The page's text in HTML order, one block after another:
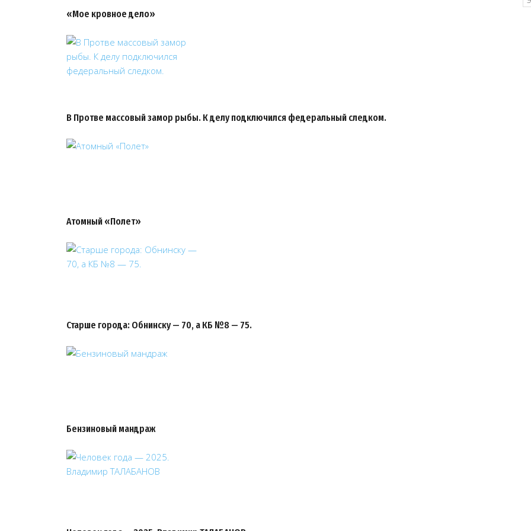
«Мое кровное дело»
В Протве массовый замор рыбы. К делу подключился федеральный следком.
Атомный «Полет»
Старше города: Обнинску — 70, а КБ №8 — 75.
Бензиновый мандраж